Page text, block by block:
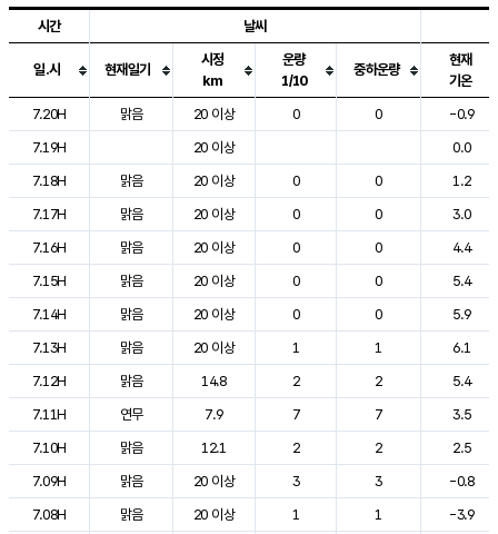
도시별 기상실황표로 지점, 날씨, 기온, 강수, 바람, 기압등을 안내한 표입
시간 날씨
일.시 현재일기
시정
km
운량
1/10
중하운량
현재
기온
7.20H
맑음 20 이상 0 0
-0.9
7.19H
20 이상
0.0
7.18H
맑음 20 이상 0 0
1.2
7.17H
맑음 20 이상 0 0
3.0
7.16H
맑음 20 이상 0 0
4.4
7.15H
맑음 20 이상 0 0
5.4
7.14H
맑음 20 이상 0 0
5.9
7.13H
맑음 20 이상 1 1
6.1
7.12H
맑음 14.8 2 2
5.4
7.11H
연무 7.9 7 7
3.5
7.10H
맑음 12.1 2 2
2.5
7.09H
맑음 20 이상 3 3
-0.8
7.08H
맑음 20 이상 1 1
-3.9